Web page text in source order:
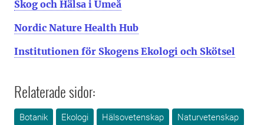
Skog och Hälsa i Umeå
Nordic Nature Health Hub
Institutionen för Skogens Ekologi och Skötsel
Relaterade sidor:
Botanik Ekologi Hälsovetenskap
Naturvetenskap